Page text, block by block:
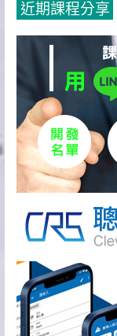
近期課程分享